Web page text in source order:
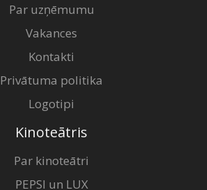
Par uzņēmumu
Vakances
Kontakti
Privātuma politika
Logotipi
Kinoteātris
Par kinoteātri
PEPSI un LUX